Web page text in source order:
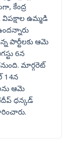
కేంద్ర
విపక్షాల ఉమ్మడి
పార్టీలకు ఆమె
6న
మార్గరెట్
14న
ఆమె
ధన్కడ్